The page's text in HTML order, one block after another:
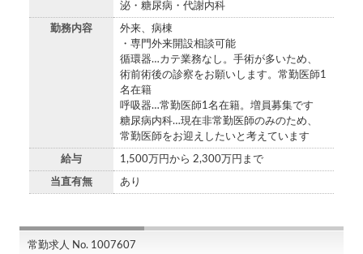
泌・糖尿病・代謝内科
勤務内容
外来、病棟
・専門外来開設相談可能
循環器…カテ業務なし。手術が多いため、
術前術後の診察をお願いします。常勤医師1
名在籍
呼吸器…常勤医師1名在籍。増員募集です
糖尿病内科…現在非常勤医師のみのため、
常勤医師をお迎えしたいと考えています
給与 1,500万円から 2,300万円まで
当直有無 あり
常勤求人 No. 1007607